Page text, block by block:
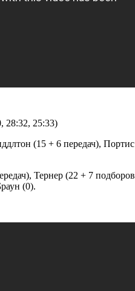
28:32, 25:33)
(15 + 6 передач),
Тернер (22 + 7
(0).